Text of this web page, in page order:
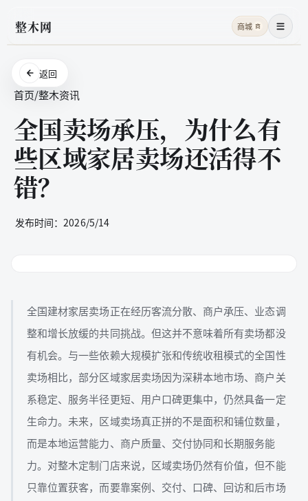
整木网 商城 商 菜单
返回
首页/整木资讯
全国卖场承压，为什么有
些区域家居卖场还活得不
错？
发布时间：2026/5/14
全国建材家居卖场正在经历客流分散、商户承压、业态调
整和增长放缓的共同挑战。但这并不意味着所有卖场都没
有机会。与一些依赖大规模扩张和传统收租模式的全国性
卖场相比，部分区域家居卖场因为深耕本地市场、商户关
系稳定、服务半径更短、用户口碑更集中，仍然具备一定
生命力。未来，区域卖场真正拼的不是面积和铺位数量，
而是本地运营能力、商户质量、交付协同和长期服务能
力。对整木定制门店来说，区域卖场仍然有价值，但不能
只靠位置获客，而要靠案例、交付、口碑、回访和后市场